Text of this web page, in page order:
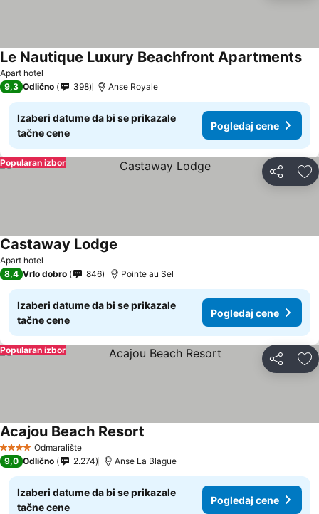
Apart hotel
Le Nautique Luxury Beachfront Apartments
9,3 Odlično 398 Anse Royale
Izaberi datume da bi se prikazale
tačne cene
Pogledaj cene
Deli
Popularan izbor
Apart hotel
Castaway Lodge
8,4 Vrlo dobro 846 Pointe au Sel
Izaberi datume da bi se prikazale
tačne cene
Pogledaj cene
Deli
Popularan izbor
4 ZvezdiceOdmaralište
Acajou Beach Resort
9,0 Odlično 2.274 Anse La Blague
Izaberi datume da bi se prikazale
tačne cene
Pogledaj cene